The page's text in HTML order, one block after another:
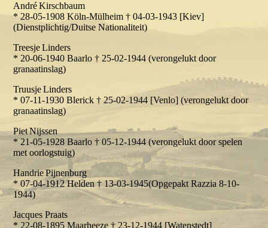
André Kirschbaum
* 28-05-1908 Köln-Mülheim † 04-03-1943 [Kiev]
(Dienstplichtig/Duitse Nationaliteit)
Treesje Linders
* 20-06-1940 Baarlo † 25-02-1944 (verongelukt door
granaatinslag)
Truusje Linders
* 07-11-1930 Blerick † 25-02-1944 [Venlo] (verongelukt door
granaatinslag)
Piet Nijssen
* 21-05-1928 Baarlo † 05-12-1944 (verongelukt door spelen
met oorlogstuig)
Handrie Pijnenburg
* 07-04-1912 Helden † 13-03-1945(Opgepakt Razzia 8-10-
1944)
Jacques Praats
* 22-08-1895 Maarheeze † 23-12-1944 [Watenstedt]